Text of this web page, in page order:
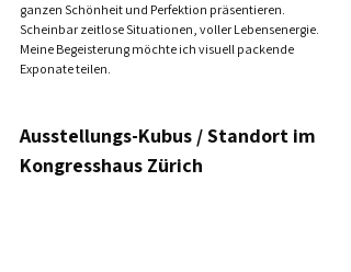
ganzen Schönheit und Perfektion präsentieren.
Scheinbar zeitlose Situationen, voller Lebensenergie.
Meine Begeisterung möchte ich visuell packende
Exponate teilen.
Ausstellungs-Kubus / Standort im
Kongresshaus Zürich